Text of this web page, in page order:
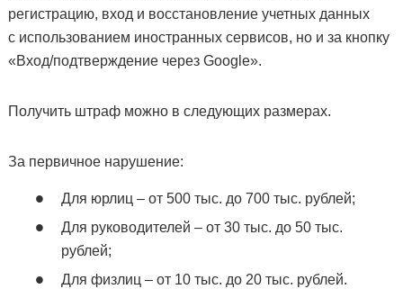
регистрацию, вход и восстановление учетных данных
с использованием иностранных сервисов, но и за кнопку
«Вход/подтверждение через Google».
Получить штраф можно в следующих размерах.
За первичное нарушение:
Для юрлиц – от 500 тыс. до 700 тыс. рублей;
Для руководителей – от 30 тыс. до 50 тыс.
рублей;
Для физлиц – от 10 тыс. до 20 тыс. рублей.